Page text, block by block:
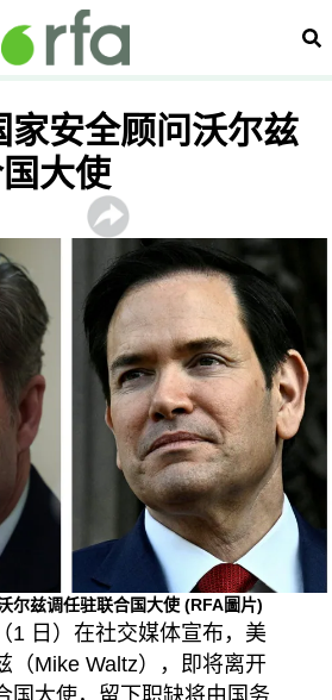
搜
家安全顾问沃尔兹
大使
尔兹调任驻联合国大使(RFA圖片)
1 日）在社交媒体宣布，美
（Mike Waltz），即将离开